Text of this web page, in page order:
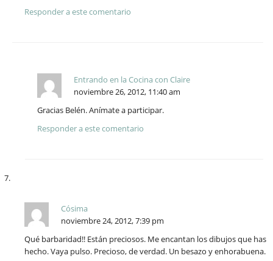
Responder a este comentario
Entrando en la Cocina con Claire
noviembre 26, 2012, 11:40 am
Gracias Belén. Anímate a participar.
Responder a este comentario
Cósima
noviembre 24, 2012, 7:39 pm
Qué barbaridad!! Están preciosos. Me encantan los dibujos que has
hecho. Vaya pulso. Precioso, de verdad. Un besazo y enhorabuena.